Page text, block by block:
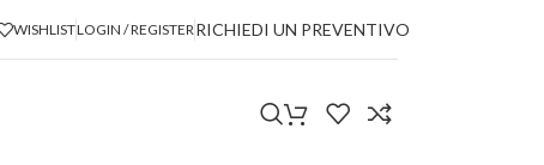
WISHLISTLOGIN / REGISTER RICHIEDI UN PREVENTIVO